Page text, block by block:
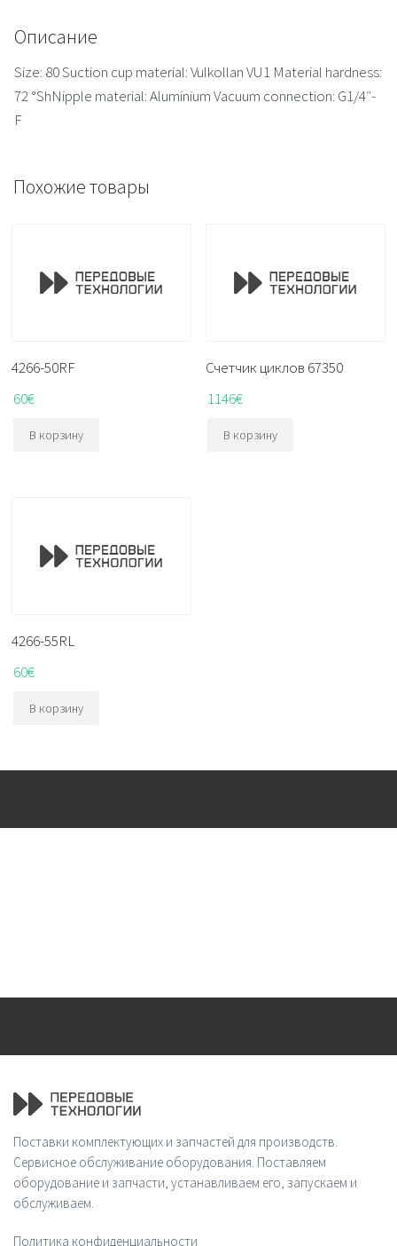
Описание
Size: 80 Suction cup material: Vulkollan VU1 Material hardness:
72 °ShNipple material: Aluminium Vacuum connection: G1/4″-
F
Похожие товары
4266-50RF
60€
В корзину
Счетчик циклов 67350
1146€
В корзину
4266-55RL
60€
В корзину
Поставки комплектующих и запчастей для производств.
Сервисное обслуживание оборудования. Поставляем
оборудование и запчасти, устанавливаем его, запускаем и
обслуживаем.
Политика конфиденциальности